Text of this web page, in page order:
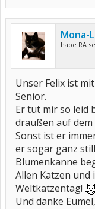
Mona-
habe RA
Unser Felix ist
Senior.
Er tut mir so leid
draußen auf dem
Sonst ist er
er sogar ganz
Blumenkanne
Allen Katzen und
Weltkatzentag!
Und danke